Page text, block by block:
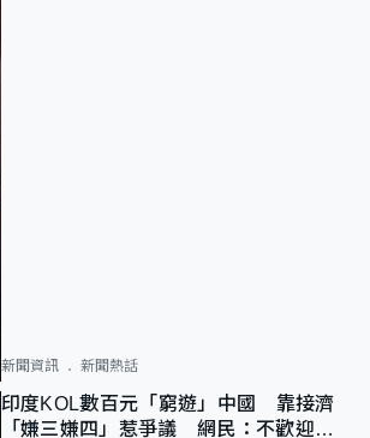
新聞資訊 新聞熱話
印度KOL數百元「窮遊」中國 靠接濟
「嫌三嫌四」惹爭議 網民：不歡迎劣